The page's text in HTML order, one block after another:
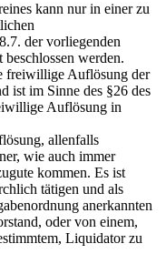
kann nur in einer zu
der vorliegenden
beschlossen werden.
freiwillige Auflösung der
ist im Sinne des §26 des
Auflösung in
allenfalls
wie auch immer
kommen. Es ist
tätigen und als
anerkannten
oder von einem,
Liquidator zu